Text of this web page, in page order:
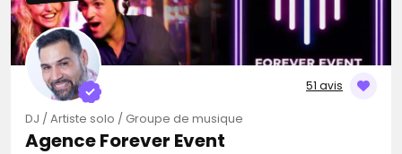
51 avis
DJ / Artiste solo / Groupe de musique
Agence Forever Event